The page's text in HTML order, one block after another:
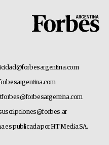
es publicada por HT Media SA.